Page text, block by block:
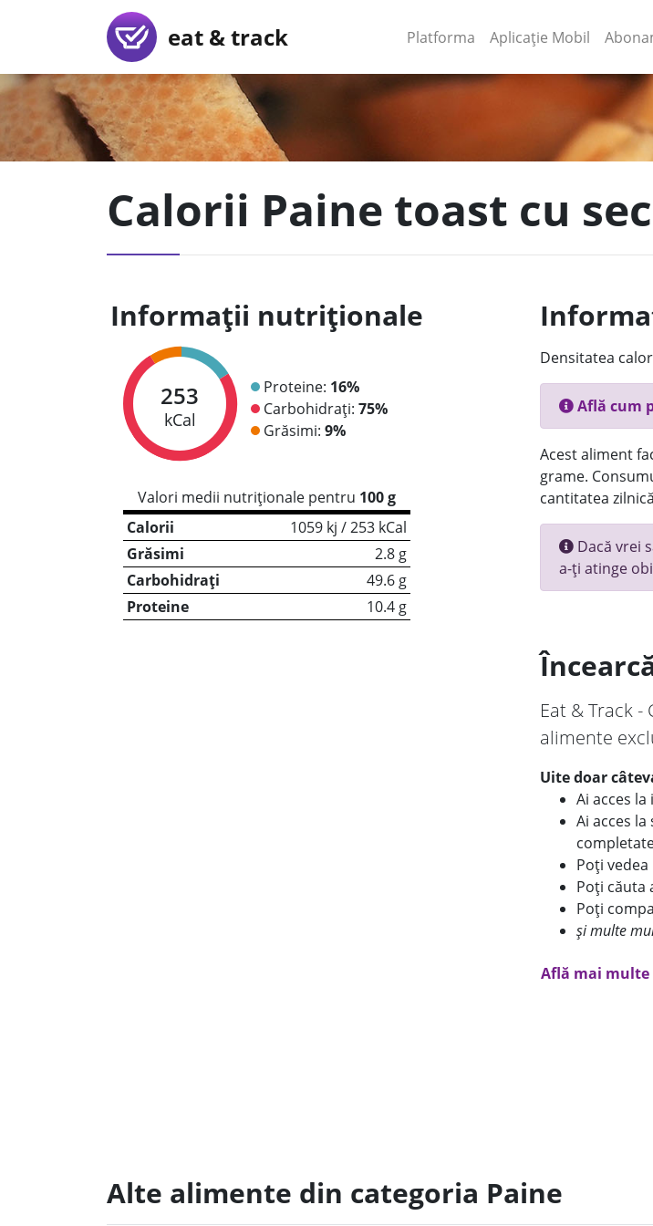
eat & track Platforma (current)
Aplicație Mobil (current)
Calorii Paine toast cu
Informații nutriționale
253
kCal
Proteine: 16%
Carbohidrați: 75%
Grăsimi: 9%
Valori medii nutriționale pentru 100 g
Calorii
1059 kj / 253 kCal
Grăsimi
2.8 g
Carbohidrați
49.6 g
Proteine
10.4 g
Densitatea
Află cum
Acest aliment
grame.
cantitatea
Dacă vrei
a-ți atinge
Eat & Track
alimente
Uite doar
Ai acces
Ai acces
Poți
Poți căuta
Poți
și multe
Află mai
Alte alimente din categoria Paine